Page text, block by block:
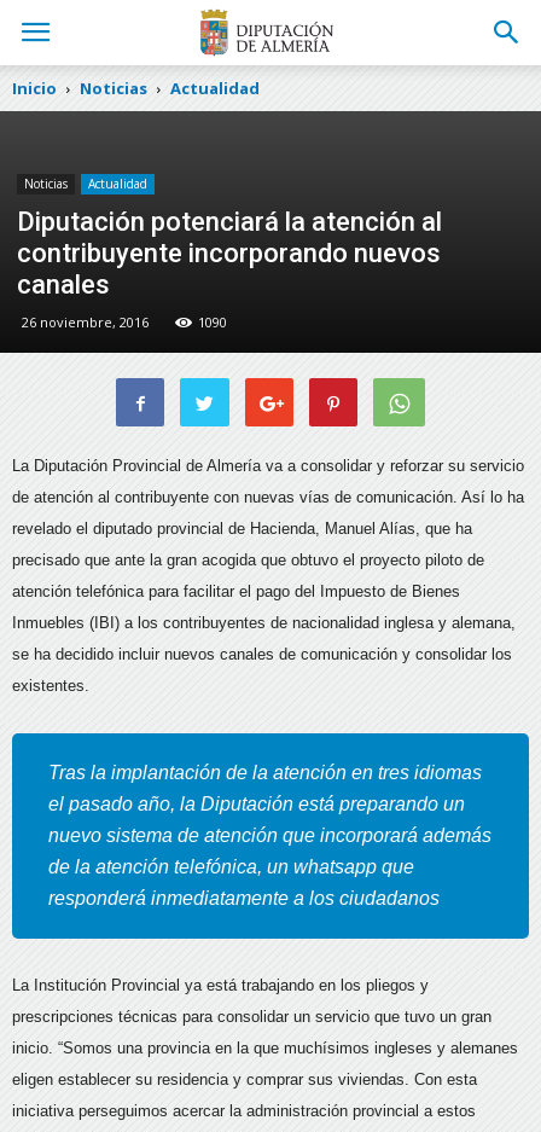
Inicio Noticias Actualidad
Noticias Actualidad
Diputación potenciará la atención al
contribuyente incorporando nuevos
canales
26 noviembre, 2016 1090
La Diputación Provincial de Almería va a consolidar y reforzar su servicio
de atención al contribuyente con nuevas vías de comunicación. Así lo ha
revelado el diputado provincial de Hacienda, Manuel Alías, que ha
precisado que ante la gran acogida que obtuvo el proyecto piloto de
atención telefónica para facilitar el pago del Impuesto de Bienes
Inmuebles (IBI) a los contribuyentes de nacionalidad inglesa y alemana,
se ha decidido incluir nuevos canales de comunicación y consolidar los
existentes.
Tras la implantación de la atención en tres idiomas
el pasado año, la Diputación está preparando un
nuevo sistema de atención que incorporará además
de la atención telefónica, un whatsapp que
responderá inmediatamente a los ciudadanos
La Institución Provincial ya está trabajando en los pliegos y
prescripciones técnicas para consolidar un servicio que tuvo un gran
inicio. “Somos una provincia en la que muchísimos ingleses y alemanes
eligen establecer su residencia y comprar sus viviendas. Con esta
iniciativa perseguimos acercar la administración provincial a estos